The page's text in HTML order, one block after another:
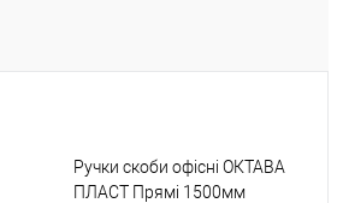
Ручки скоби офісні ОКТАВА
ПЛАСТ Прямі 1500мм